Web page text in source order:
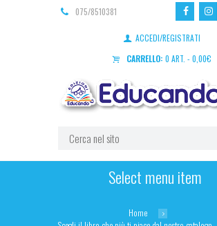
075/8510381
ACCEDI/REGISTRATI
CARRELLO: 0 ART. - 0,00€
Select menu item
Home